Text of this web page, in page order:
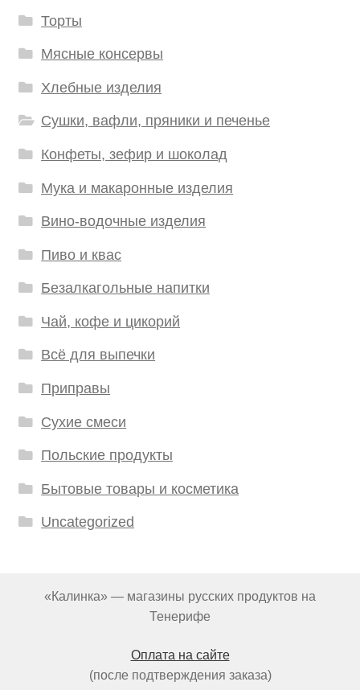
Торты
Мясные консервы
Хлебные изделия
Сушки, вафли, пряники и печенье
Конфеты, зефир и шоколад
Мука и макаронные изделия
Вино-водочные изделия
Пиво и квас
Безалкагольные напитки
Чай, кофе и цикорий
Всё для выпечки
Приправы
Сухие смеси
Польские продукты
Бытовые товары и косметика
Uncategorized
«Калинка» — магазины русских продуктов на
Тенерифе
Оплата на сайте
(после подтверждения заказа)